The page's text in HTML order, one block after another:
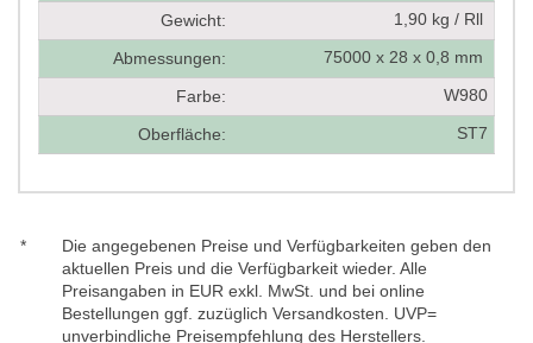
Gewicht: 1,90 kg / Rll
Abmessungen: 75000 x 28 x 0,8 mm
Farbe: W980
Oberfläche: ST7
*
Die angegebenen Preise und Verfügbarkeiten geben den
aktuellen Preis und die Verfügbarkeit wieder. Alle
Preisangaben in EUR exkl. MwSt. und bei online
Bestellungen ggf. zuzüglich Versandkosten. UVP=
unverbindliche Preisempfehlung des Herstellers.